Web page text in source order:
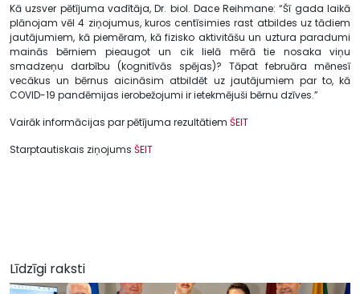
Kā uzsver pētījuma vadītāja, Dr. biol. Dace Reihmane: “Šī gada laikā
plānojam vēl 4 ziņojumus, kuros centīsimies rast atbildes uz tādiem
jautājumiem, kā piemēram, kā fizisko aktivitāšu un uztura paradumi
mainās bērniem pieaugot un cik lielā mērā tie nosaka viņu
smadzeņu darbību (kognitīvās spējas)? Tāpat februāra mēnesī
vecākus un bērnus aicināsim atbildēt uz jautājumiem par to, kā
COVID-19 pandēmijas ierobežojumi ir ietekmējuši bērnu dzīves.”
Vairāk informācijas par pētījuma rezultātiem ŠEIT
Starptautiskais ziņojums ŠEIT
Līdzīgi raksti